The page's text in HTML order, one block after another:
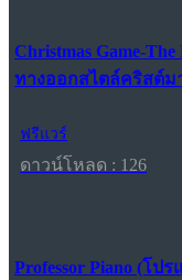
Christmas Game-
ทางออกสไตล์คริสต์ม
ฟรีแวร์
ดาวน์โหลด : 126
Professor Piano (โป